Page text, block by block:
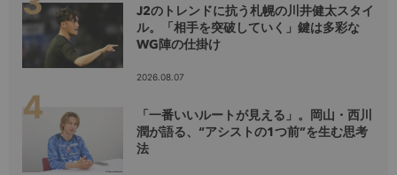
J2のトレンドに抗う札幌の川井健太スタイ
ル。「相手を突破していく」鍵は多彩な
WG陣の仕掛け
2026.08.07
「一番いいルートが見える」。岡山・西川
潤が語る、“アシストの1つ前”を生む思考
法